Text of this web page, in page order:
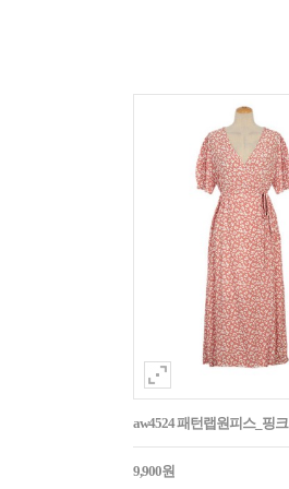
aw4524 패턴랩원피스_핑크
9,900원